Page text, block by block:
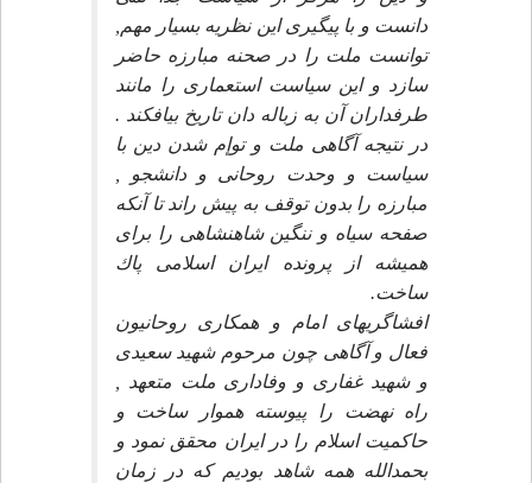
دانست و با پيگيرى اين نظريه بسيار مهم,
توانست ملت را در صحنه مبارزه حاضر
سازد و اين سياست استعمارى را مانند
طرفداران آن به زباله دان تاريخ بيافكند .
در نتيجه آگاهى ملت و توإم شدن دين با
سياست و وحدت روحانى و دانشجو ,
مبارزه را بدون توقف به پيش راند تا آنكه
صفحه سياه و ننگين شاهنشاهى را براى
هميشه از پرونده ايران اسلامى پاك
ساخت.
افشاگريهاى امام و همكارى روحانيون
فعال و آگاهى چون مرحوم شهيد سعيدى
و شهيد غفارى و وفادارى ملت متعهد ,
راه نهضت را پيوسته هموار ساخت و
حاكميت اسلام را در ايران محقق نمود و
بحمدالله همه شاهد بوديم كه در زمان